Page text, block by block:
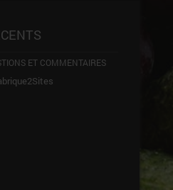
ET COMMENTAIRES